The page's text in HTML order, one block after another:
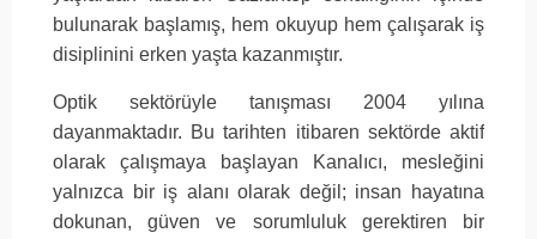
bulunarak başlamış, hem okuyup hem çalışarak iş
disiplinini erken yaşta kazanmıştır.
Optik sektörüyle tanışması 2004 yılına
dayanmaktadır. Bu tarihten itibaren sektörde aktif
olarak çalışmaya başlayan Kanalıcı, mesleğini
yalnızca bir iş alanı olarak değil; insan hayatına
dokunan, güven ve sorumluluk gerektiren bir